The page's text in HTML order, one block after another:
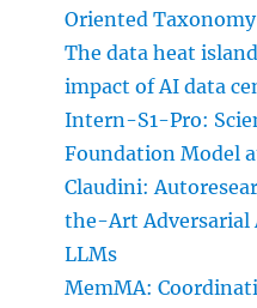
Oriented Taxonomy
The data heat
impact of AI data
Intern-S1-Pro:
Foundation Model
Claudini:
the-Art
LLMs
MemMA: